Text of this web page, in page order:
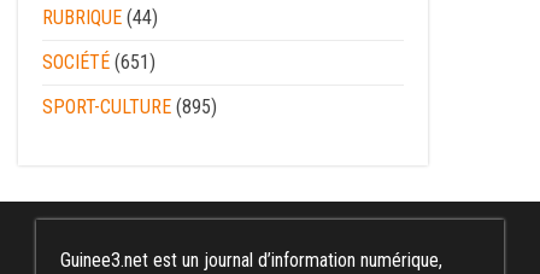
RUBRIQUE (44)
SOCIÉTÉ (651)
SPORT-CULTURE (895)
Guinee3.net est un journal d’information numérique,